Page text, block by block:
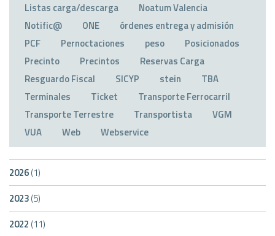
Listas carga/descarga
Noatum Valencia
Notific@
ONE
órdenes entrega y admisión
PCF
Pernoctaciones peso
Posicionados
Precinto
Precintos
Reservas Carga
Resguardo Fiscal
SICYP stein
TBA
Terminales
Ticket
Transporte Ferrocarril
Transporte Terrestre
Transportista
VGM
VUA
Web Webservice
2026(1)
2023(5)
2022 (11)